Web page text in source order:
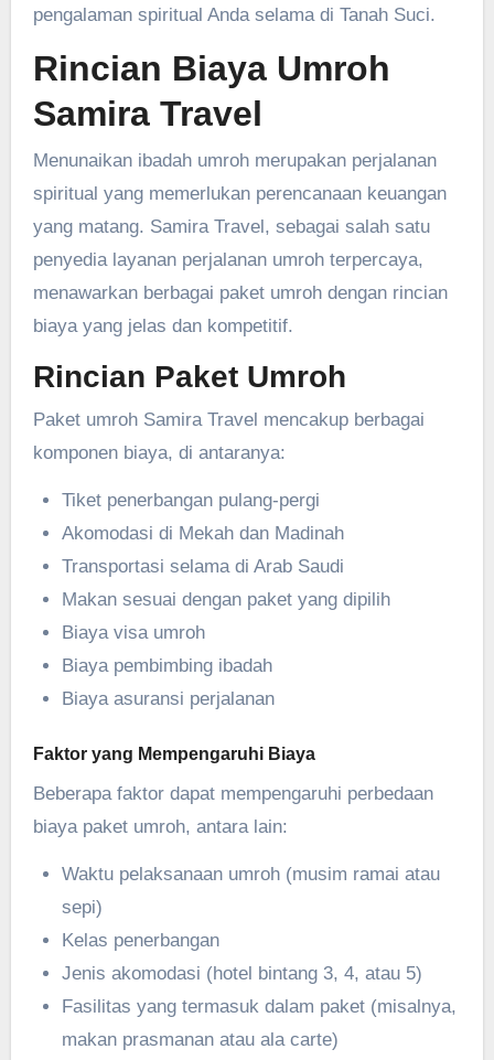
pengalaman spiritual Anda selama di Tanah Suci.
Rincian Biaya Umroh
Samira Travel
Menunaikan ibadah umroh merupakan perjalanan
spiritual yang memerlukan perencanaan keuangan
yang matang. Samira Travel, sebagai salah satu
penyedia layanan perjalanan umroh terpercaya,
menawarkan berbagai paket umroh dengan rincian
biaya yang jelas dan kompetitif.
Rincian Paket Umroh
Paket umroh Samira Travel mencakup berbagai
komponen biaya, di antaranya:
Tiket penerbangan pulang-pergi
Akomodasi di Mekah dan Madinah
Transportasi selama di Arab Saudi
Makan sesuai dengan paket yang dipilih
Biaya visa umroh
Biaya pembimbing ibadah
Biaya asuransi perjalanan
Faktor yang Mempengaruhi Biaya
Beberapa faktor dapat mempengaruhi perbedaan
biaya paket umroh, antara lain:
Waktu pelaksanaan umroh (musim ramai atau
sepi)
Kelas penerbangan
Jenis akomodasi (hotel bintang 3, 4, atau 5)
Fasilitas yang termasuk dalam paket (misalnya,
makan prasmanan atau ala carte)